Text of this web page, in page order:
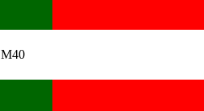
M40